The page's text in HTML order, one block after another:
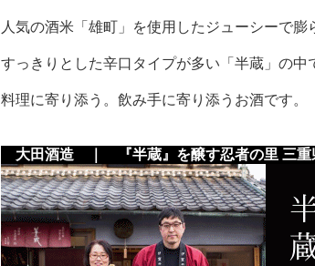
人気の酒米「雄町」を使用したジューシーで膨
すっきりとした辛口タイプが多い「半蔵」の中
料理に寄り添う。飲み手に寄り添うお酒です。
大田酒造 ｜ 『半蔵』を醸す忍者の里 三重